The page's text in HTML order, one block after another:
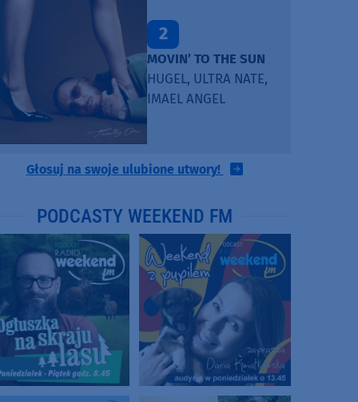
3
TAŃCZ!
BLETKA
Głosuj na swoje ulubione utwory!
PODCASTY WEEKEND FM